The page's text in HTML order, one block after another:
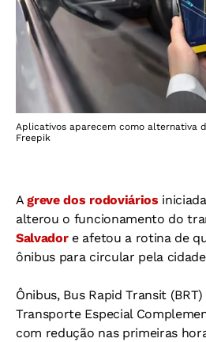
Aplicativos aparecem como alternativa
Freepik
Agreve dos rodoviários
alterou o funcionamento do
Salvadore afetou a rotina de
ônibus para circular pela
Ônibus, Bus Rapid Transit
Transporte Especial
com redução nas primeiras